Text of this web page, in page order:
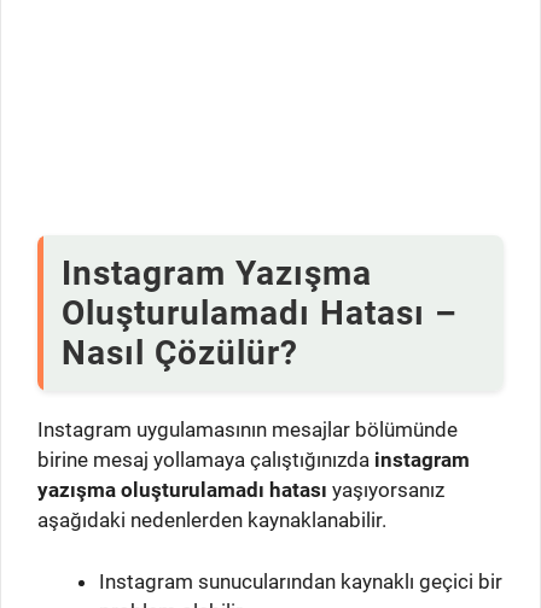
Instagram Yazışma
Oluşturulamadı Hatası –
Nasıl Çözülür?
Instagram uygulamasının mesajlar bölümünde
birine mesaj yollamaya çalıştığınızda instagram
yazışma oluşturulamadı hatası yaşıyorsanız
aşağıdaki nedenlerden kaynaklanabilir.
Instagram sunucularından kaynaklı geçici bir